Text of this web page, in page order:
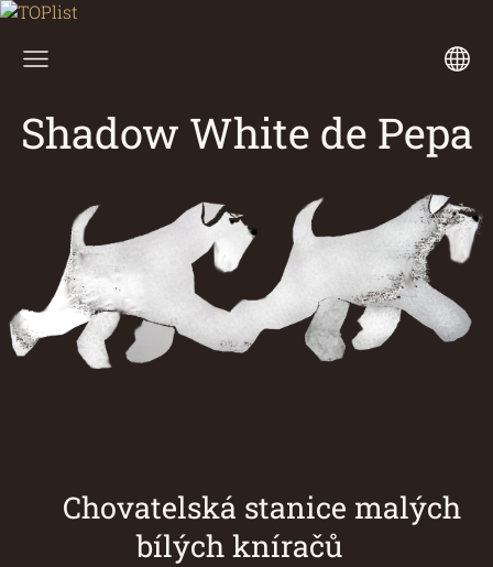
Shadow White de Pepa
Chovatelská stanice malých
bílých kníračů